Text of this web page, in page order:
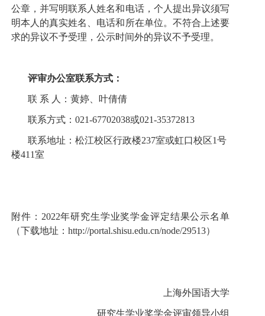
公章，并写明联系人姓名和电话，个人提出异议须写
明本人的真实姓名、电话和所在单位。不符合上述要
求的异议不予受理，公示时间外的异议不予受理。
评审办公室联系方式：
联 系 人：黄婷、叶倩倩
联系方式： 021-67702038或021-35372813
联系地址：松江校区行政楼237室或虹口校区1号
楼411室
附件： 2022年研究生学业奖学金评定结果公示名单
（下载地址：http://portal.shisu.edu.cn/node/29513）
上海外国语大学
研究生学业奖学金评审领导小组